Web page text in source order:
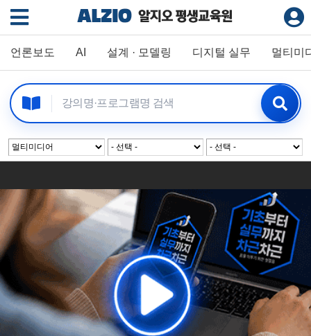
언론보도 AI 설계 · 모델링 디지털 실무 멀티미